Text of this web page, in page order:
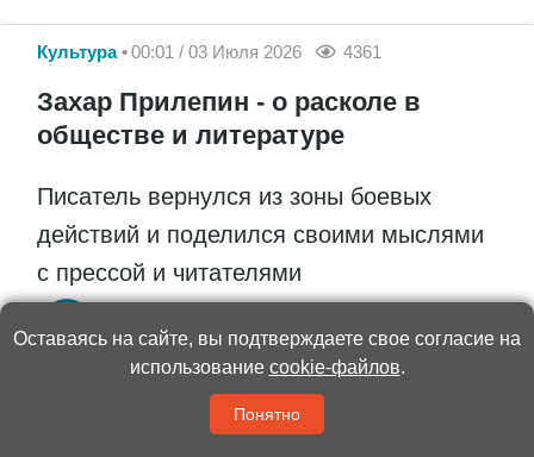
Культура 00:01 / 03 Июля 2026 4361
Захар Прилепин - о расколе в
обществе и литературе
Писатель вернулся из зоны боевых
действий и поделился своими мыслями
с прессой и читателями
Прилепин вернулся из зоны боевых действий
Оставаясь на сайте, вы подтверждаете свое согласие на
использование cookie-файлов.
Понятно